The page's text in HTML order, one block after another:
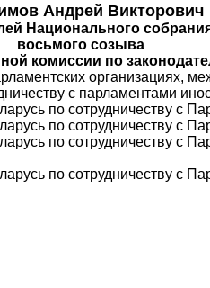
Андрей Викторович
Национального
восьмого созыва
комиссии по
организациях,
с парламентами
по сотрудничеству с
по сотрудничеству с
по сотрудничеству с
по сотрудничеству с